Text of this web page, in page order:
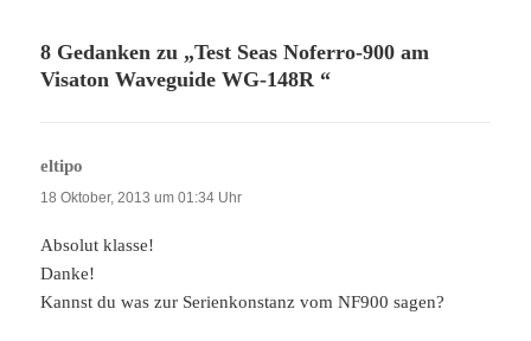
8 Gedanken zu „Test Seas Noferro-900 am
Visaton Waveguide WG-148R “
eltipo
18 Oktober, 2013 um 01:34 Uhr
Absolut klasse!
Danke!
Kannst du was zur Serienkonstanz vom NF900 sagen?